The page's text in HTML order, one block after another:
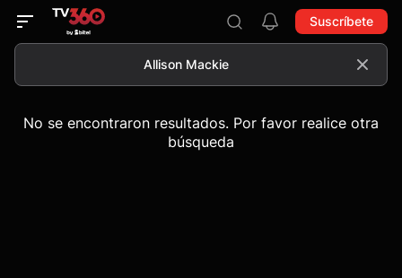
Suscríbete
No se encontraron resultados. Por favor realice otra
búsqueda